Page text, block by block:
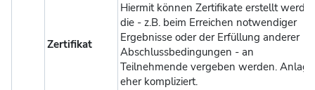
Zertifikat
Hiermit können Zertifikate erstellt
die - z.B. beim Erreichen notwendiger
Ergebnisse oder der Erfüllung anderer
Abschlussbedingungen - an
Teilnehmende vergeben werden. Anlage
eher kompliziert.